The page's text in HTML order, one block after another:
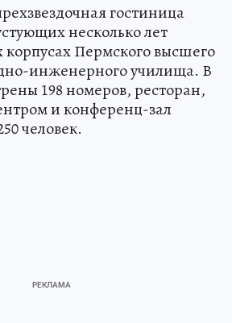
гостиница
несколько лет
Пермского высшего
инженерного училища. В
198 номеров, ресторан,
и конференц-зал
человек.